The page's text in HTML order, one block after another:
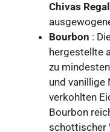
Chivas Regal
Bourbon :
hergestellte
zu
und vanillige
verkohlten
Bourbon
schottischer